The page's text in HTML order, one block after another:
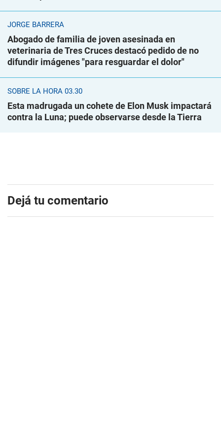
JORGE BARRERA
Abogado de familia de joven asesinada en
veterinaria de Tres Cruces destacó pedido de no
difundir imágenes "para resguardar el dolor"
SOBRE LA HORA 03.30
Esta madrugada un cohete de Elon Musk impactará
contra la Luna; puede observarse desde la Tierra
Dejá tu comentario